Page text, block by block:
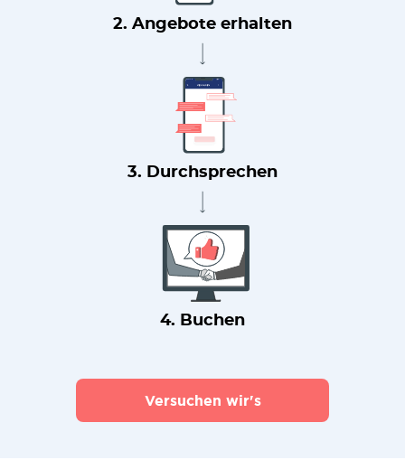
2. Angebote erhalten
3. Durchsprechen
4. Buchen
Versuchen wir's